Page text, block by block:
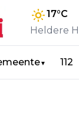
17°C
Heldere
▼ 112